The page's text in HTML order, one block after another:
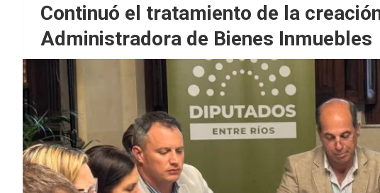
Continuó el tratamiento de la
Administradora de Bienes Inmuebles